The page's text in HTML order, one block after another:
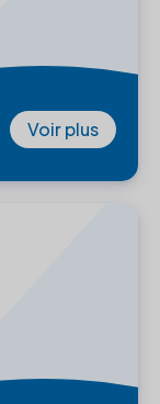
Voir plus